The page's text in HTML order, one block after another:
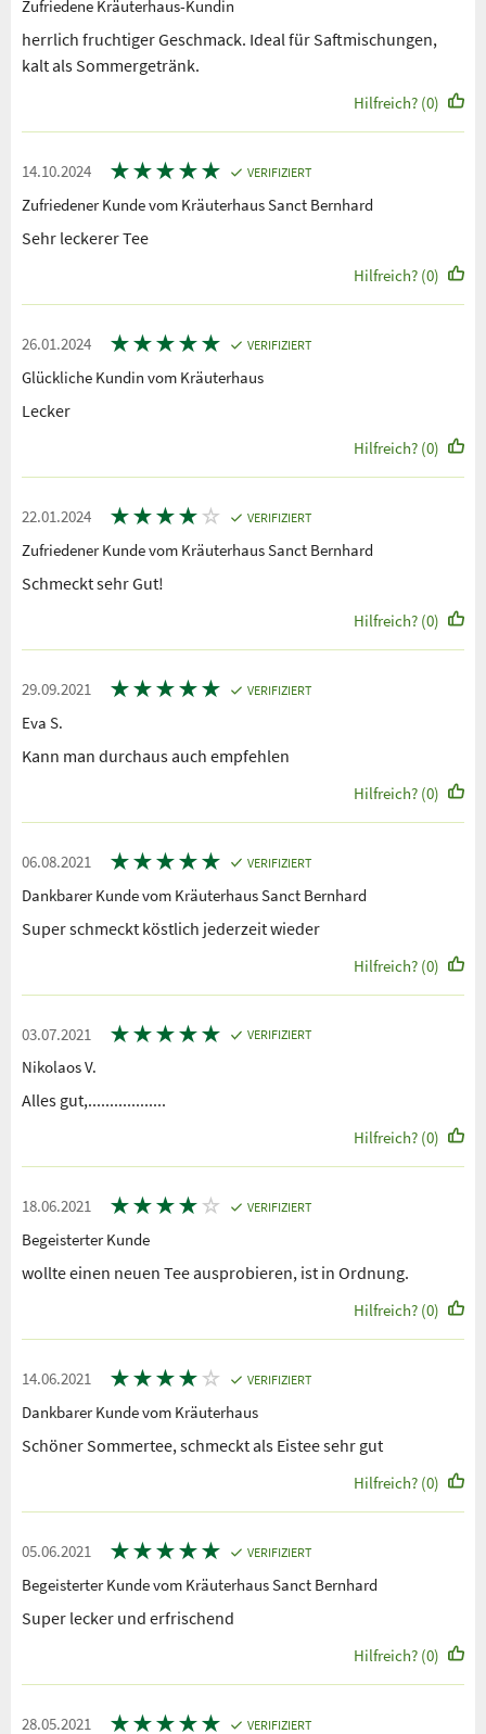
Zufriedene Kräuterhaus-Kundin
herrlich fruchtiger Geschmack. Ideal für Saftmischungen,
kalt als Sommergetränk.
Hilfreich? (0)
14.10.2024 ★★★★★ VERIFIZIERT
Zufriedener Kunde vom Kräuterhaus Sanct Bernhard
Sehr leckerer Tee
Hilfreich? (0)
26.01.2024 ★★★★★ VERIFIZIERT
Glückliche Kundin vom Kräuterhaus
Lecker
Hilfreich? (0)
22.01.2024 ★★★★ ☆ VERIFIZIERT
Zufriedener Kunde vom Kräuterhaus Sanct Bernhard
Schmeckt sehr Gut!
Hilfreich? (0)
29.09.2021 ★★★★★ VERIFIZIERT
Eva S.
Kann man durchaus auch empfehlen
Hilfreich? (0)
06.08.2021 ★★★★★ VERIFIZIERT
Dankbarer Kunde vom Kräuterhaus Sanct Bernhard
Super schmeckt köstlich jederzeit wieder
Hilfreich? (0)
03.07.2021 ★★★★★ VERIFIZIERT
Nikolaos V.
Alles gut,..................
Hilfreich? (0)
18.06.2021 ★★★★ ☆ VERIFIZIERT
Begeisterter Kunde
wollte einen neuen Tee ausprobieren, ist in Ordnung.
Hilfreich? (0)
14.06.2021 ★★★★ ☆ VERIFIZIERT
Dankbarer Kunde vom Kräuterhaus
Schöner Sommertee, schmeckt als Eistee sehr gut
Hilfreich? (0)
05.06.2021 ★★★★★ VERIFIZIERT
Begeisterter Kunde vom Kräuterhaus Sanct Bernhard
Super lecker und erfrischend
Hilfreich? (0)
28.05.2021 ★★★★★ VERIFIZIERT